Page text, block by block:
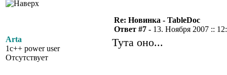
Arta
1c++ power user
Отсутствует
Re: Новинка - TableDoc
Ответ #7 - 13. Ноября 2007 ::
Тута оно...